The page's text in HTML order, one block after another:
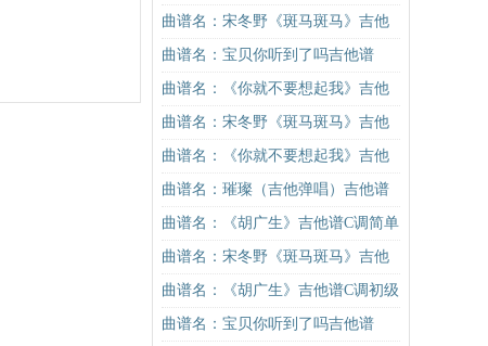
曲谱名：宋冬野《斑马斑马》吉他
谱C调简单版（酷音小伟吉他教学）
吉他谱
曲谱名：宝贝你听到了吗吉他谱
曲谱名：《你就不要想起我》吉他
谱C调简单版吉他谱
曲谱名：宋冬野《斑马斑马》吉他
谱C调简单版（酷音小伟吉他教学）
吉他谱
曲谱名：《你就不要想起我》吉他
谱C调简单版吉他谱
曲谱名：璀璨（吉他弹唱）吉他谱
曲谱名：《胡广生》吉他谱C调简单
版（酷音小伟吉他弹唱教学）吉他
谱
曲谱名：宋冬野《斑马斑马》吉他
谱G调初级进阶版（酷音小伟吉他教
学）吉他谱
曲谱名：《胡广生》吉他谱C调初级
进阶版（酷音小伟吉他弹唱教学）
曲谱名：宝贝你听到了吗吉他谱